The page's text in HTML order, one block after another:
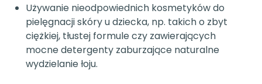
Używanie nieodpowiednich kosmetyków do
pielęgnacji skóry u dziecka, np. takich o zbyt
ciężkiej, tłustej formule czy zawierających
mocne detergenty zaburzające naturalne
wydzielanie łoju.